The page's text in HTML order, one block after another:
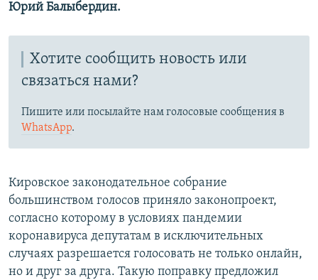
Все сайты РСЕ/РС
Юрий Балыбердин.
Хотите сообщить новость или
связаться нами?
Пишите или посылайте нам голосовые сообщения в
WhatsApp.
Кировское законодательное собрание
большинством голосов приняло законопроект,
согласно которому в условиях пандемии
коронавируса депутатам в исключительных
случаях разрешается голосовать не только онлайн,
но и друг за друга. Такую поправку предложил